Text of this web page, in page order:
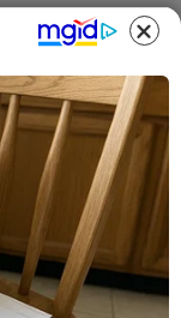
công
quyết gọn
đề muôn thuở
thành không